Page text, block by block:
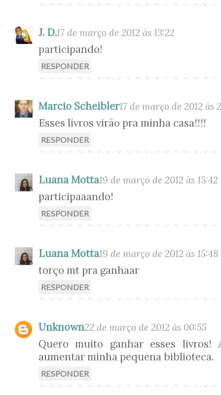
J. D.17 de março de 2012 às 13:22
participando!
RESPONDER
Marcio Scheibler17 de março de 2012 às
Esses livros virão pra minha casa!!!!
RESPONDER
Luana Motta19 de março de 2012 às 15:42
participaaando!
RESPONDER
Luana Motta19 de março de 2012 às 15:48
torço mt pra ganhaar
RESPONDER
Unknown22 de março de 2012 às 00:55
Quero muito ganhar esses livros!
aumentar minha pequena biblioteca.
RESPONDER